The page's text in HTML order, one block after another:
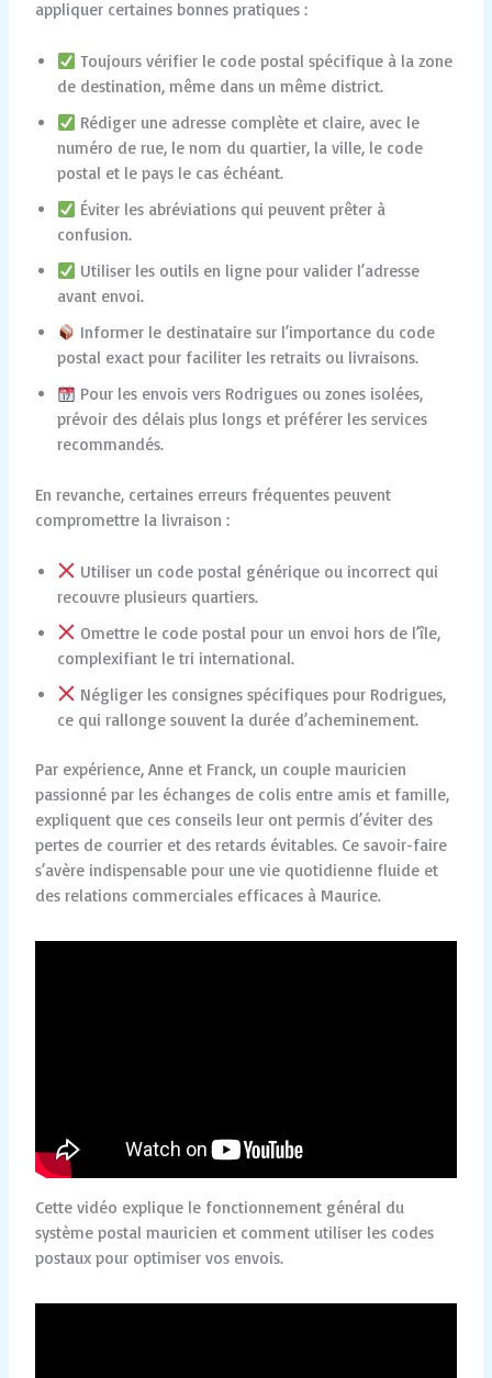
appliquer certaines bonnes pratiques :
Toujours vérifier le code postal spécifique à la zone
de destination, même dans un même district.
Rédiger une adresse complète et claire, avec le
numéro de rue, le nom du quartier, la ville, le code
postal et le pays le cas échéant.
Éviter les abréviations qui peuvent prêter à
confusion.
Utiliser les outils en ligne pour valider l’adresse
avant envoi.
Informer le destinataire sur l’importance du code
postal exact pour faciliter les retraits ou livraisons.
Pour les envois vers Rodrigues ou zones isolées,
prévoir des délais plus longs et préférer les services
recommandés.
En revanche, certaines erreurs fréquentes peuvent
compromettre la livraison :
Utiliser un code postal générique ou incorrect qui
recouvre plusieurs quartiers.
Omettre le code postal pour un envoi hors de l’île,
complexifiant le tri international.
Négliger les consignes spécifiques pour Rodrigues,
ce qui rallonge souvent la durée d’acheminement.
Par expérience, Anne et Franck, un couple mauricien
passionné par les échanges de colis entre amis et famille,
expliquent que ces conseils leur ont permis d’éviter des
pertes de courrier et des retards évitables. Ce savoir-faire
s’avère indispensable pour une vie quotidienne fluide et
des relations commerciales efficaces à Maurice.
Cette vidéo explique le fonctionnement général du
système postal mauricien et comment utiliser les codes
postaux pour optimiser vos envois.